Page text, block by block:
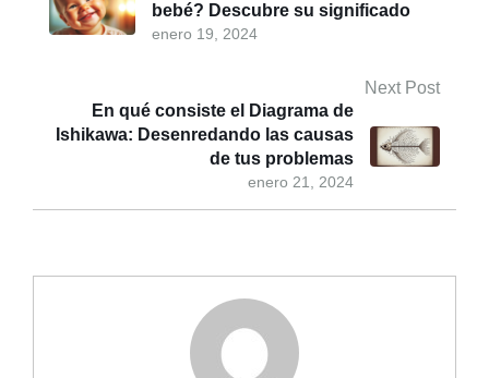
enero 19, 2024
bebé? Descubre su significado
Next Post
enero 21, 2024
En qué consiste el Diagrama de
Ishikawa: Desenredando las causas
de tus problemas